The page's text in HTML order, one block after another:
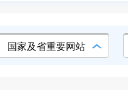
国家及省重要网站